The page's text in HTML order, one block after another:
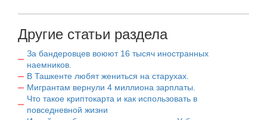
Другие статьи раздела
За бандеровцев воюют 16 тысяч иностранных
наемников.
В Ташкенте любят жениться на старухах.
Мигрантам вернули 4 миллиона зарплаты.
Что такое криптокарта и как использовать в
повседневной жизни